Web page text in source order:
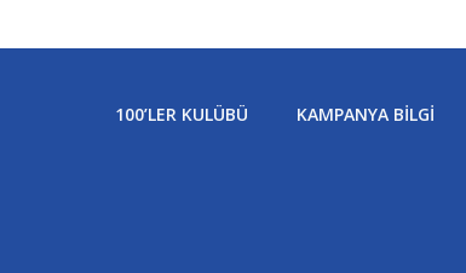
100’LER KULÜBÜ KAMPANYA BILGI